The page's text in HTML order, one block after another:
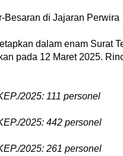
Besaran di Jajaran Perwira
dalam enam Surat
pada 12 Maret 2025.
2025: 111 personel
2025: 442 personel
2025: 261 personel